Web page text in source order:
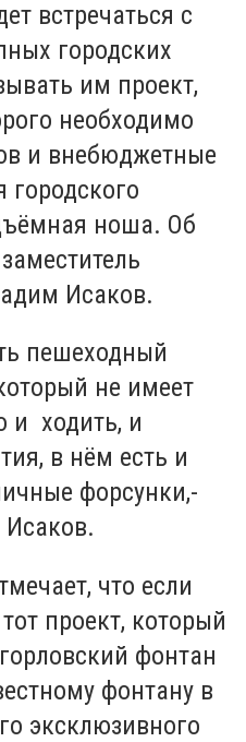
встречаться с
городских
им проект,
необходимо
и внебюджетные
городского
ноша. Об
Исаков.
пешеходный
не имеет
и ходить, и
в нём есть и
форсунки,-
что если
проект, который
фонтан
фонтану в
эксклюзивного